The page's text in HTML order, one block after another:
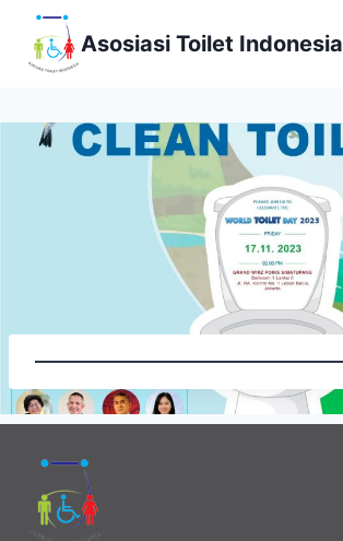
Skip
content
Asosiasi Toilet Indonesia